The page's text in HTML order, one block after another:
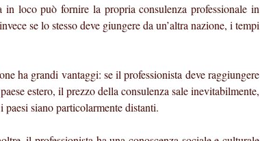
loco può fornire la propria consulenza professionale in
se lo stesso deve giungere da un’altra nazione, i tempi
ha grandi vantaggi: se il professionista deve raggiungere
estero, il prezzo della consulenza sale inevitabilmente,
siano particolarmente distanti.